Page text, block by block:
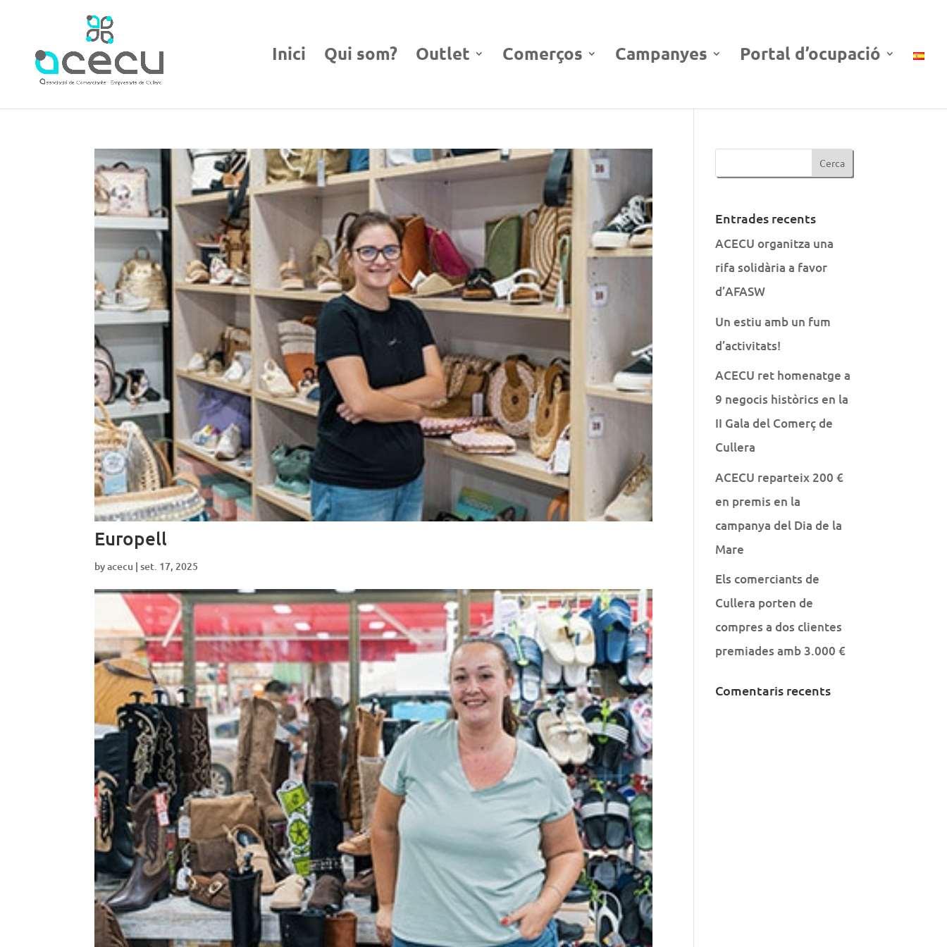
Inici Qui som? Outlet Comerços Campanyes Portal d’ocupació
Europell
byacecu |set. 17, 2025
Entrades recents
ACECU organitza una
rifa solidària a favor
d’AFASW
Un estiu amb un fum
d’activitats!
ACECU ret homenatge a
9 negocis històrics en la
II Gala del Comerç de
Cullera
ACECU reparteix 200 €
en premis en la
campanya del Dia de la
Mare
Els comerciants de
Cullera porten de
compres a dos clientes
premiades amb 3.000 €
Comentaris recents